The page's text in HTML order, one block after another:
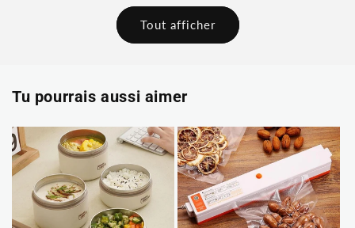
Tout afficher
Tu pourrais aussi aimer